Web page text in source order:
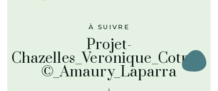
À SUIVRE
Projet-
Chazelles_Veronique_Cotrel_
©_Amaury_Laparra